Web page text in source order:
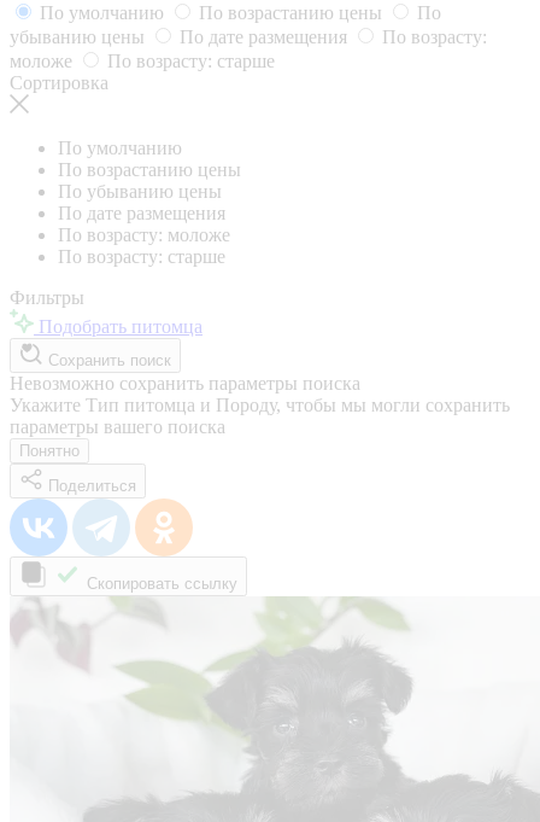
По умолчанию
По возрастанию цены
По
убыванию цены
По дате размещения
По возрасту:
моложе
По возрасту: старше
Сортировка
По умолчанию
По возрастанию цены
По убыванию цены
По дате размещения
По возрасту: моложе
По возрасту: старше
Фильтры
Подобрать питомца
Сохранить поиск
Невозможно сохранить параметры поиска
Укажите Тип питомца и Породу, чтобы мы могли сохранить
параметры вашего поиска
Понятно
Поделиться
Скопировать ссылку